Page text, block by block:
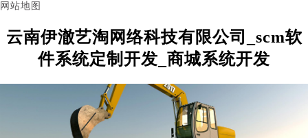
网站地图
云南伊澈艺淘网络科技有限公司_scm软
件系统定制开发_商城系统开发